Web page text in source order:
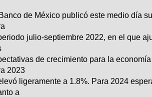
de México publicó este medio día
julio-septiembre 2022, en el que
de crecimiento para la
2023
ligeramente a 1.8%. Para 2024
a